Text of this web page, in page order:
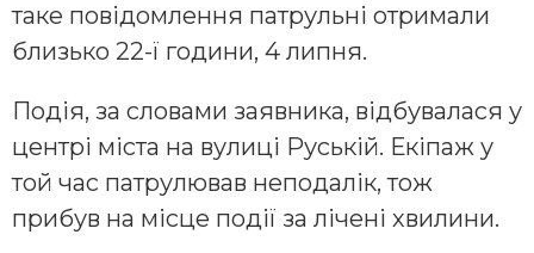
таке повідомлення патрульні отримали
близько 22-ї години, 4 липня.
Подія, за словами заявника, відбувалася у
центрі міста на вулиці Руській. Екіпаж у
той час патрулював неподалік, тож
прибув на місце події за лічені хвилини.